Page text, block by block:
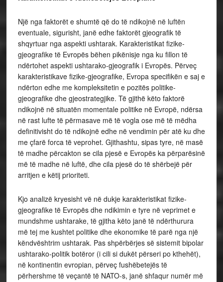
Një nga faktorët e shumtë që do të ndikojnë në luftën
eventuale, sigurisht, janë edhe faktorët gjeografik të
shqyrtuar nga aspekti ushtarak. Karakteristikat fizike-
gjeografike të Evropës bëhen pikënisje nga ku fillon të
ndërtohet aspekti ushtarako-gjeografik i Evropës. Përveç
karakteristikave fizike-gjeografike, Evropa specifikën e saj e
ndërton edhe me kompleksitetin e pozitës politike-
gjeografike dhe gjeostrategjike. Të gjithë këto faktorë
ndikojnë në situatën momentale politike në Evropë, ndërsa
në rast lufte të përmasave më të vogla ose më të mëdha
definitivisht do të ndikojnë edhe në vendimin për atë ku dhe
me çfarë forca të veprohet. Gjithashtu, sipas tyre, në masë
të madhe përcakton se cila pjesë e Evropës ka përparësinë
më të madhe në luftë, dhe cila pjesë do të shërbejë për
arritjen e këtij prioriteti.
Kjo analizë kryesisht vë në dukje karakteristikat fizike-
gjeografike të Evropës dhe ndikimin e tyre në veprimet e
mundshme ushtarake, të gjitha këto janë të ndërthurura
më tej me kushtet politike dhe ekonomike të parë nga një
këndvështrim ushtarak. Pas shpërbërjes së sistemit bipolar
ushtarako-politik botëror (i cili si dukët përseri po kthehët),
në kontinentin evropian, përveç fushëbetejës të
përhershme të veçantë të NATO-s, janë shfaqur numër më